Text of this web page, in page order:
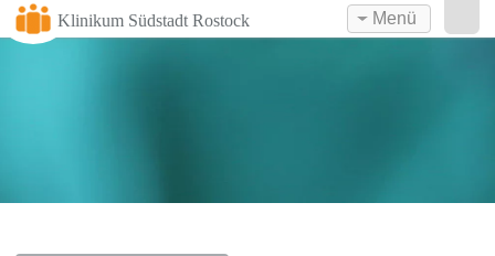
Klinikum Südstadt Rostock Menü